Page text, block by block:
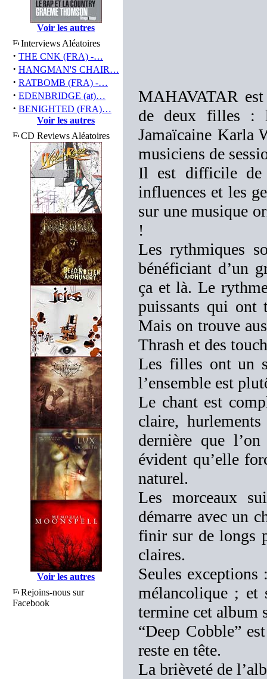
Voir les autres
Interviews Aléatoires
· THE CNK (FRA) -…
· HANGMAN'S CHAIR…
· RATBOMB (FRA) -…
· EDENBRIDGE (at)…
· BENIGHTED (FRA)…
Voir les autres
CD Reviews Aléatoires
Voir les autres
Rejoins-nous sur
Facebook
MAHAVATAR
de deux filles :
Jamaïcaine Karla
musiciens de
Il est difficile de
influences et les
sur une musique
!
Les rythmiques
bénéficiant d’un
ça et là. Le
puissants qui ont
Mais on trouve
Thrash et des
Les filles ont un
l’ensemble est
Le chant est
claire,
dernière que
évident qu’elle
naturel.
Les morceaux
démarre avec un
finir sur de longs
claires.
Seules
mélancolique ; et
termine cet album
“Deep Cobble”
reste en tête.
La brièveté de